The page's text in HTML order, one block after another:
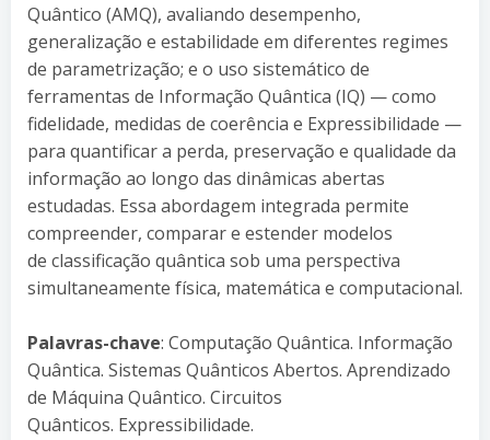
Quântico (AMQ), avaliando desempenho,
generalização e estabilidade em diferentes regimes
de parametrização; e o uso sistemático de
ferramentas de Informação Quântica (IQ) — como
fidelidade, medidas de coerência e Expressibilidade —
para quantificar a perda, preservação e qualidade da
informação ao longo das dinâmicas abertas
estudadas. Essa abordagem integrada permite
compreender, comparar e estender modelos
de classificação quântica sob uma perspectiva
simultaneamente física, matemática e computacional.
Palavras-chave: Computação Quântica. Informação
Quântica. Sistemas Quânticos Abertos. Aprendizado
de Máquina Quântico. Circuitos
Quânticos. Expressibilidade.